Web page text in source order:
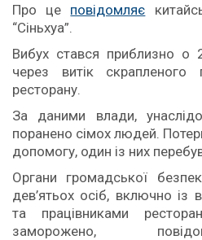
Про це повідомляє
“Сіньхуа”.
Вибух стався приблизно о
через витік
ресторану.
За даними влади,
поранено сімох людей.
допомогу, один із них
Органи громадської
дев’ятьох осіб, включно із
та працівниками
заморожено,